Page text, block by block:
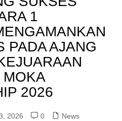
1
PADA AJANG
2026
2026 0 News